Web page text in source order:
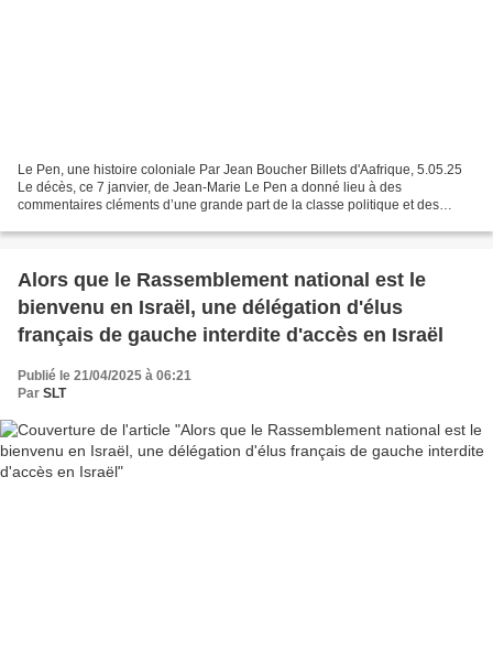
Le Pen, une histoire coloniale Par Jean Boucher Billets d'Aafrique, 5.05.25
Le décès, ce 7 janvier, de Jean-Marie Le Pen a donné lieu à des
commentaires cléments d’une grande part de la classe politique et des
Alors que le Rassemblement national est le
bienvenu en Israël, une délégation d'élus
français de gauche interdite d'accès en Israël
Publié le 21/04/2025 à 06:21
Par SLT